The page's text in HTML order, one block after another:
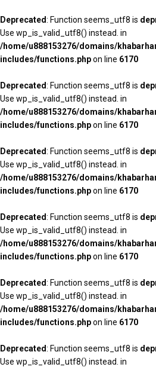
Deprecated: Function seems_utf8 is
Use wp_is_valid_utf8() instead. in
/home/u888153276/domains/
includes/functions.phpon line 6170
Deprecated: Function seems_utf8 is
Use wp_is_valid_utf8() instead. in
/home/u888153276/domains/
includes/functions.phpon line 6170
Deprecated: Function seems_utf8 is
Use wp_is_valid_utf8() instead. in
/home/u888153276/domains/
includes/functions.phpon line 6170
Deprecated: Function seems_utf8 is
Use wp_is_valid_utf8() instead. in
/home/u888153276/domains/
includes/functions.phpon line 6170
Deprecated: Function seems_utf8 is
Use wp_is_valid_utf8() instead. in
/home/u888153276/domains/
includes/functions.phpon line 6170
Deprecated: Function seems_utf8 is
Use wp_is_valid_utf8() instead. in